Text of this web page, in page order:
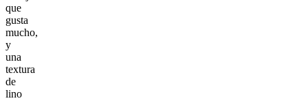
que
gusta
mucho,
y
una
textura
de
lino